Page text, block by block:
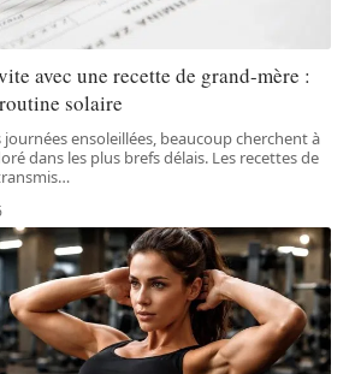
avec une recette de grand-mère :
solaire
ensoleillées, beaucoup cherchent à
dans les plus brefs délais. Les recettes de
…